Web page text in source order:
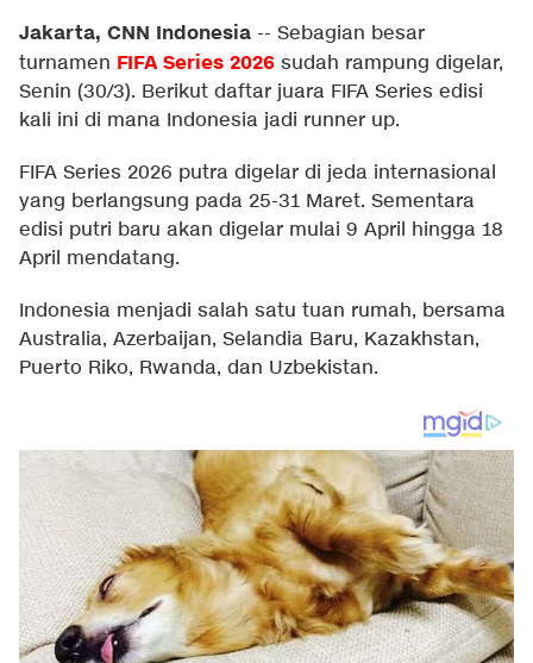
Jakarta, CNN Indonesia -- Sebagian besar
turnamen FIFA Series 2026 sudah rampung digelar,
Senin (30/3). Berikut daftar juara FIFA Series edisi
kali ini di mana Indonesia jadi runner up.
FIFA Series 2026 putra digelar di jeda internasional
yang berlangsung pada 25-31 Maret. Sementara
edisi putri baru akan digelar mulai 9 April hingga 18
April mendatang.
Indonesia menjadi salah satu tuan rumah, bersama
Australia, Azerbaijan, Selandia Baru, Kazakhstan,
Puerto Riko, Rwanda, dan Uzbekistan.